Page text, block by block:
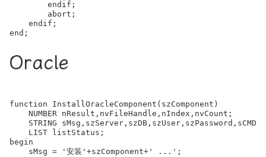
        abort;
    endif;
Oracle
function InstallOracleComponent(szComponent)
    NUMBER nResult,nvFileHandle,nIndex,nvCount;
STRING
    LIST listStatus;
begin
    sMsg = '安装'+szComponent+' ...';